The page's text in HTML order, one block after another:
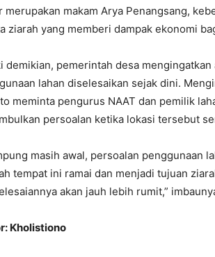
merupakan makam Arya Penangsang,
ziarah yang memberi dampak ekonomi
demikian, pemerintah desa
lahan diselesaikan sejak dini.
meminta pengurus NAAT dan pemilik
persoalan ketika lokasi tersebut
masih awal, persoalan penggunaan
tempat ini ramai dan menjadi tujuan
akan jauh lebih rumit,”
Kholistiono